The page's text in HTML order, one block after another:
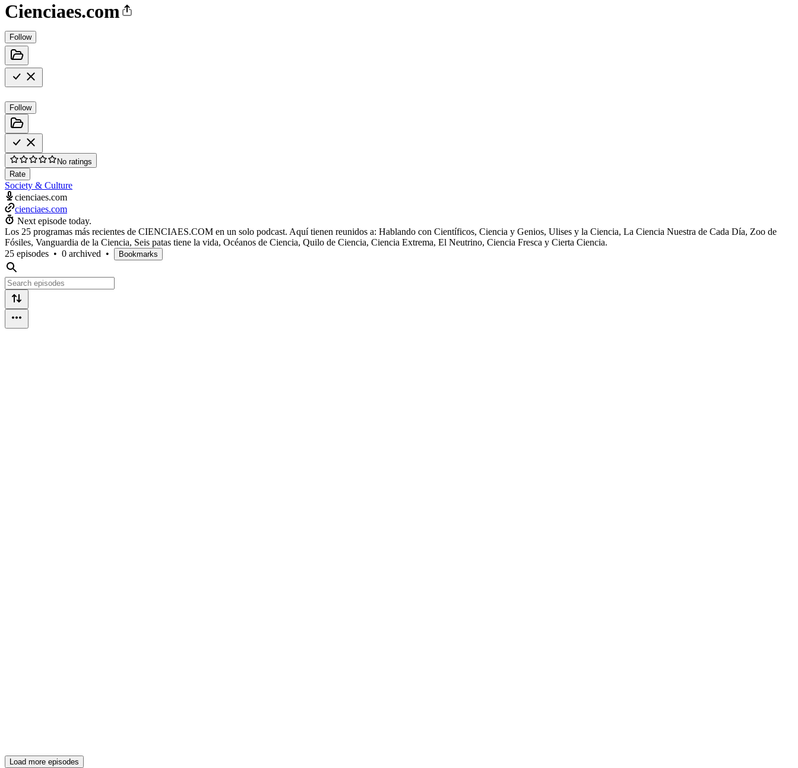
Cienciaes.com
Follow
Follow
No ratings
Rate
Society & Culture
cienciaes.com
cienciaes.com
Next episode today.
Los 25 programas más recientes de CIENCIAES.COM en un solo podcast. Aquí tienen reunidos a: Hablando con Científicos, Ciencia y Genios, Ulises y la Ciencia, La Ciencia Nuestra de Cada Día, Zoo de
Fósiles, Vanguardia de la Ciencia, Seis patas tiene la vida, Océanos de Ciencia, Quilo de Ciencia, Ciencia Extrema, El Neutrino, Ciencia Fresca y Cierta Ciencia.
25 episodes • 0 archived • Bookmarks
Load more episodes